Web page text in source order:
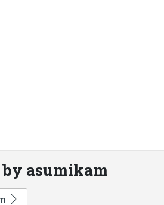
asumikam